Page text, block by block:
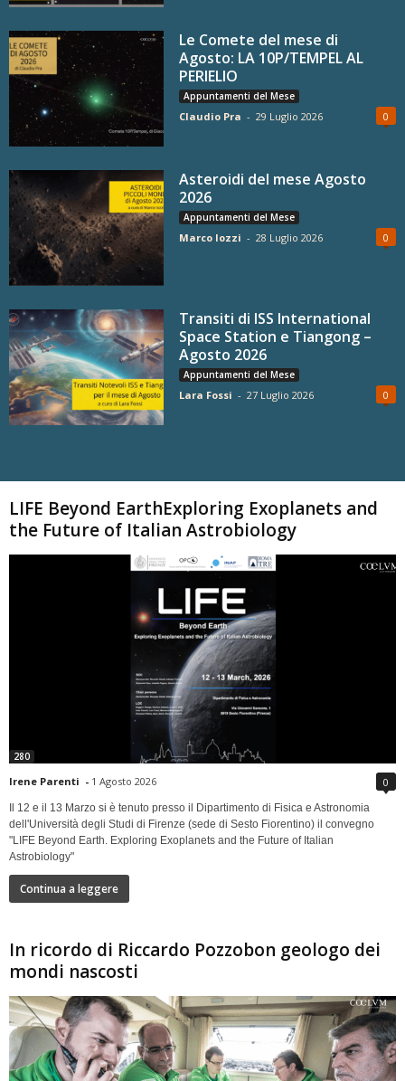
Le Comete del mese di
Agosto: LA 10P/TEMPEL AL
PERIELIO
Appuntamenti del Mese
Claudio Pra - 29 Luglio 2026 0
Asteroidi del mese Agosto
2026
Appuntamenti del Mese
Marco Iozzi - 28 Luglio 2026 0
Transiti di ISS International
Space Station e Tiangong –
Agosto 2026
Appuntamenti del Mese
Lara Fossi - 27 Luglio 2026 0
LIFE Beyond EarthExploring Exoplanets and
the Future of Italian Astrobiology
280
Irene Parenti - 1 Agosto 2026 0
Il 12 e il 13 Marzo si è tenuto presso il Dipartimento di Fisica e Astronomia
dell'Università degli Studi di Firenze (sede di Sesto Fiorentino) il convegno
"LIFE Beyond Earth. Exploring Exoplanets and the Future of Italian
Astrobiology"
Continua a leggere
In ricordo di Riccardo Pozzobon geologo dei
mondi nascosti